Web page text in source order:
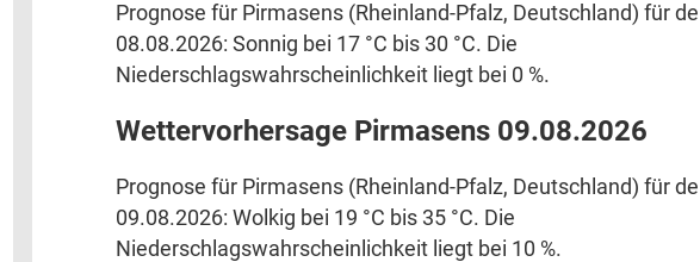
Prognose für Pirmasens (Rheinland-Pfalz, Deutschland) für
08.08.2026: Sonnig bei 17 °C bis 30 °C. Die
Niederschlagswahrscheinlichkeit liegt bei 0 %.
Wettervorhersage Pirmasens 09.08.2026
Prognose für Pirmasens (Rheinland-Pfalz, Deutschland) für
09.08.2026: Wolkig bei 19 °C bis 35 °C. Die
Niederschlagswahrscheinlichkeit liegt bei 10 %.